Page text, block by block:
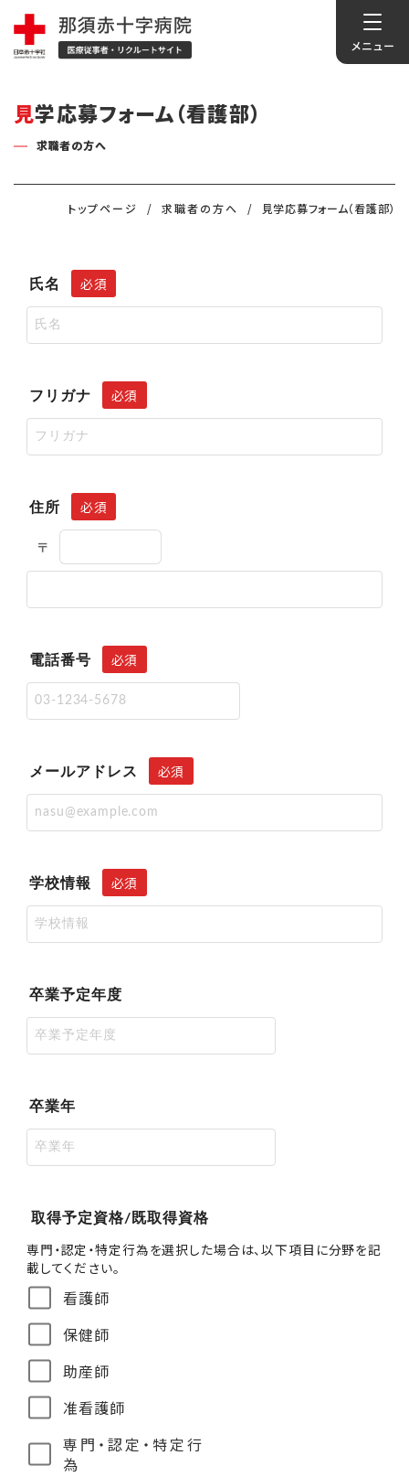
見学応募フォーム（看護部）
求職者の方へ
トップページ 求職者の方へ 見学応募フォーム（看護部）
氏名 必須
フリガナ 必須
住所 必須
〒
電話番号 必須
メールアドレス 必須
学校情報 必須
卒業予定年度
卒業年
取得予定資格/既取得資格
専門・認定・特定行為を選択した場合は、以下項目に分野を記
載してください。
看護師
保健師
助産師
准看護師
専門・認定・特定行
為